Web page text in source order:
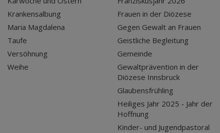
Krankensalbung
Maria Magdalena
Taufe
Versöhnung
Weihe
Frauen in der Diözese
Gegen Gewalt an Frauen
Geistliche Begleitung
Gemeinde
Gewaltprävention in der
Diözese Innsbruck
Glaubensfrühling
Heiliges Jahr 2025 - Jahr der
Hoffnung
Kinder- und Jugendpastoral